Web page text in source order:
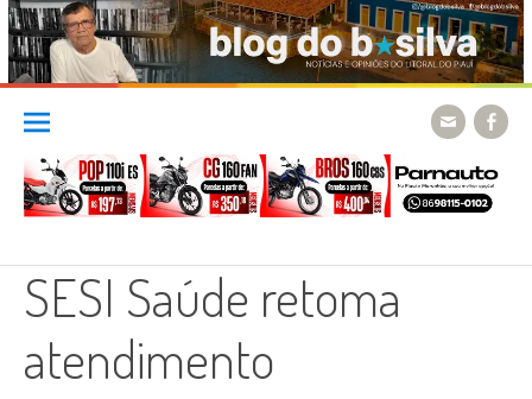
Skip
content
SESI Saúde retoma
atendimento